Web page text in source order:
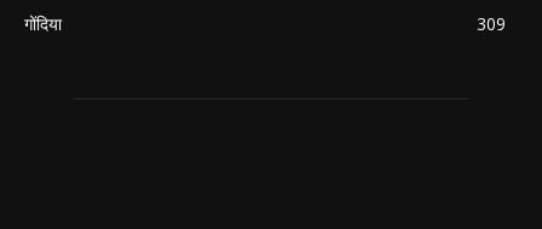
गोंदिया
309